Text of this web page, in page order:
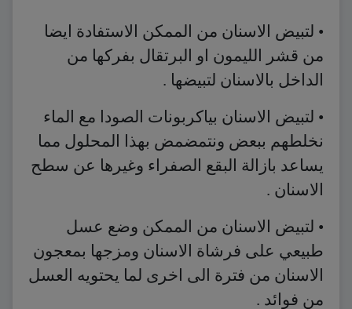
• لتبيض الاسنان من الممكن الاستفادة ايضا
من قشر الليمون او البرتقال بفركها من
الداخل بالاسنان لتبيضها .
• لتبيض الاسنان بياكربونات الصودا مع الماء
نخلطهم ببعض ونتمضمض بهذا المحلول مما
يساعد بازالة البقع الصفراء وغيرها عن سطح
الاسنان .
• لتبيض الاسنان من الممكن وضع عسل
طبيعي على فرشاة الاسنان ومزجها بمعجون
الاسنان من فترة الى اخرى لما يحتويه العسل
من فوائد .